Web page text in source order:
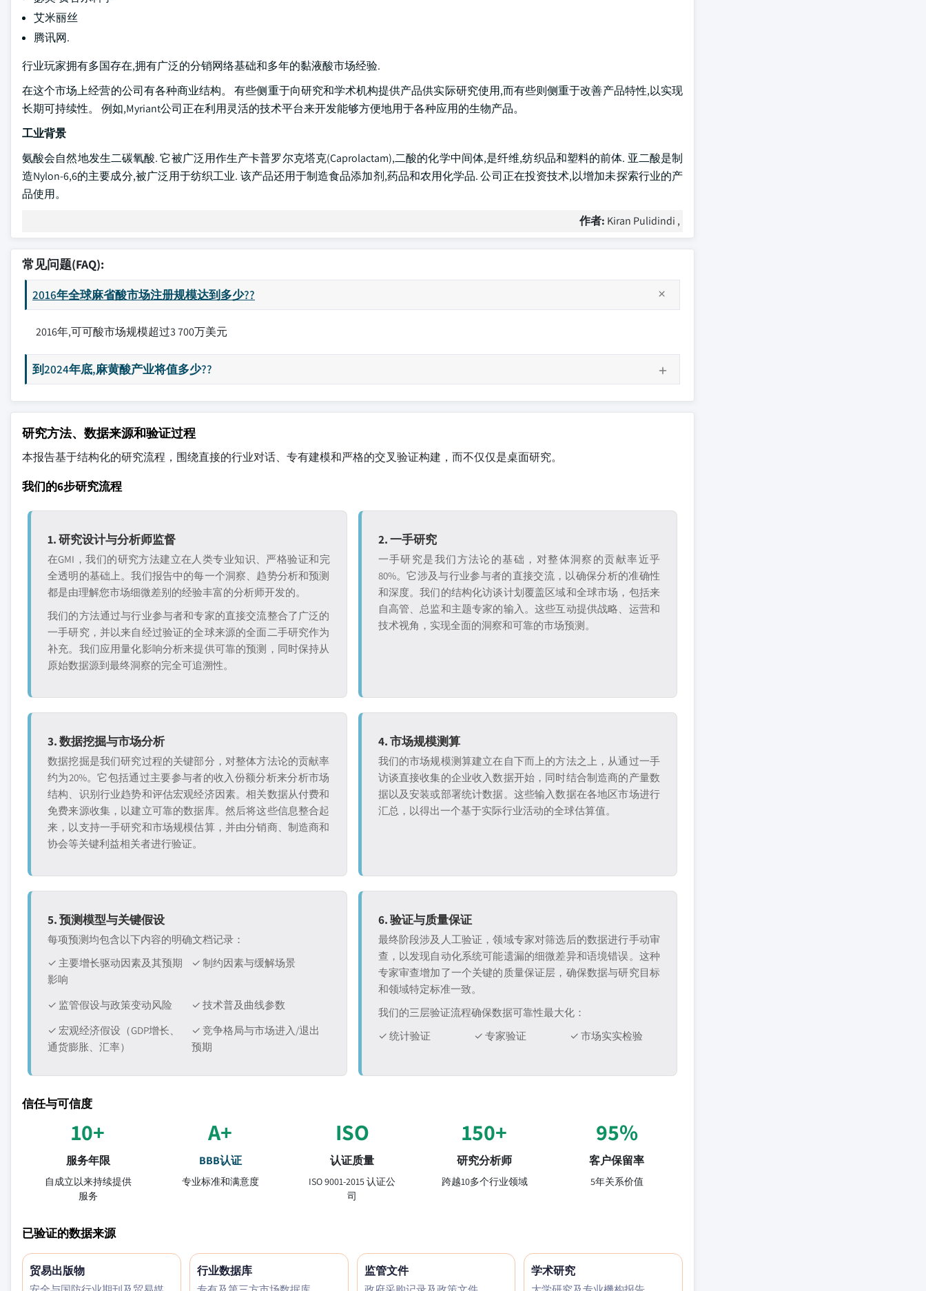
艾米丽丝
腾讯网.
行业玩家拥有多国存在,拥有广泛的分销网络基础和多年的黏液酸市场经验.
在这个市场上经营的公司有各种商业结构。 有些侧重于向研究和学术机构提供产品供实际研究使用,而有些则侧重于改善产品特性,以实现
长期可持续性。 例如,Myriant公司正在利用灵活的技术平台来开发能够方便地用于各种应用的生物产品。
工业背景
氨酸会自然地发生二碳氧酸. 它被广泛用作生产卡普罗尔克塔克(Caprolactam),二酸的化学中间体,是纤维,纺织品和塑料的前体. 亚二酸是制
造Nylon-6,6的主要成分,被广泛用于纺织工业. 该产品还用于制造食品添加剂,药品和农用化学品. 公司正在投资技术,以增加未探索行业的产
品使用。
作者: Kiran Pulidindi ,
常见问题(FAQ):
2016年全球麻省酸市场注册规模达到多少??
2016年,可可酸市场规模超过3 700万美元
到2024年底,麻黄酸产业将值多少??
研究方法、数据来源和验证过程
本报告基于结构化的研究流程，围绕直接的行业对话、专有建模和严格的交叉验证构建，而不仅仅是桌面研究。
我们的6步研究流程
1. 研究设计与分析师监督
在GMI，我们的研究方法建立在人类专业知识、严格验证和完
全透明的基础上。我们报告中的每一个洞察、趋势分析和预测
都是由理解您市场细微差别的经验丰富的分析师开发的。
我们的方法通过与行业参与者和专家的直接交流整合了广泛的
一手研究，并以来自经过验证的全球来源的全面二手研究作为
补充。我们应用量化影响分析来提供可靠的预测，同时保持从
原始数据源到最终洞察的完全可追溯性。
2. 一手研究
一手研究是我们方法论的基础，对整体洞察的贡献率近乎
80%。它涉及与行业参与者的直接交流，以确保分析的准确性
和深度。我们的结构化访谈计划覆盖区域和全球市场，包括来
自高管、总监和主题专家的输入。这些互动提供战略、运营和
技术视角，实现全面的洞察和可靠的市场预测。
3. 数据挖掘与市场分析
数据挖掘是我们研究过程的关键部分，对整体方法论的贡献率
约为20%。它包括通过主要参与者的收入份额分析来分析市场
结构、识别行业趋势和评估宏观经济因素。相关数据从付费和
免费来源收集，以建立可靠的数据库。然后将这些信息整合起
来，以支持一手研究和市场规模估算，并由分销商、制造商和
协会等关键利益相关者进行验证。
4. 市场规模测算
我们的市场规模测算建立在自下而上的方法之上，从通过一手
访谈直接收集的企业收入数据开始，同时结合制造商的产量数
据以及安装或部署统计数据。这些输入数据在各地区市场进行
汇总，以得出一个基于实际行业活动的全球估算值。
5. 预测模型与关键假设
每项预测均包含以下内容的明确文档记录：
✓ 主要增长驱动因素及其预期
影响
✓ 制约因素与缓解场景
✓ 监管假设与政策变动风险
✓ 技术普及曲线参数
✓ 宏观经济假设（GDP增长、
通货膨胀、汇率）
✓ 竞争格局与市场进入/退出
预期
6. 验证与质量保证
最终阶段涉及人工验证，领域专家对筛选后的数据进行手动审
查，以发现自动化系统可能遗漏的细微差异和语境错误。这种
专家审查增加了一个关键的质量保证层，确保数据与研究目标
和领域特定标准一致。
我们的三层验证流程确保数据可靠性最大化：
✓ 统计验证
✓ 专家验证 ✓ 市场实实检验
信任与可信度
10+
服务年限
自成立以来持续提供
服务
A+
BBB认证
专业标准和满意度
ISO
认证质量
ISO 9001-2015 认证公
司
150+
研究分析师
跨越10多个行业领域
95%
客户保留率
5年关系价值
已验证的数据来源
贸易出版物 行业数据库 监管文件 学术研究